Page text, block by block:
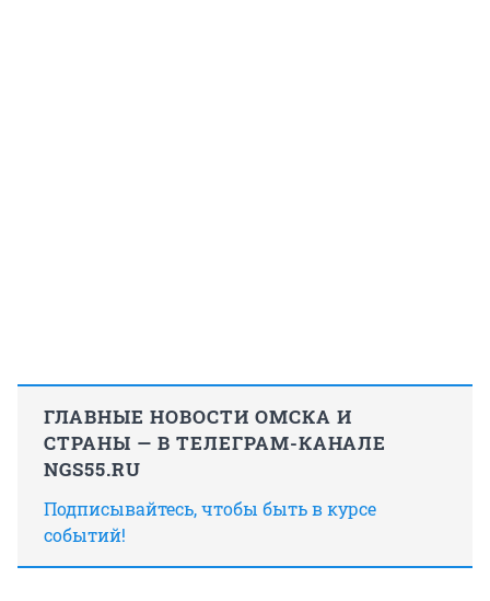
ГЛАВНЫЕ НОВОСТИ ОМСКА И
СТРАНЫ — В ТЕЛЕГРАМ-КАНАЛЕ
NGS55.RU
Подписывайтесь, чтобы быть в курсе
событий!